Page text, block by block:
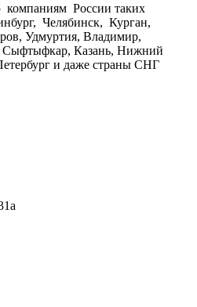
России таких
Челябинск, Курган,
Удмуртия, Владимир,
Сыфтыфкар, Казань, Нижний
и даже страны СНГ